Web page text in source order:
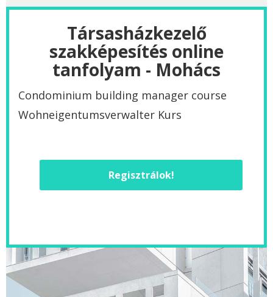
Társasházkezelő
szakképesítés online
tanfolyam - Mohács
Condominium building manager course
Wohneigentumsverwalter Kurs
Regisztrálok!